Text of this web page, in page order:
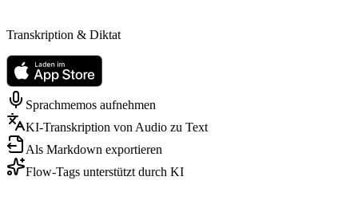
Transkription & Diktat
Sprachmemos aufnehmen
KI-Transkription von Audio zu Text
Als Markdown exportieren
Flow-Tags unterstützt durch KI